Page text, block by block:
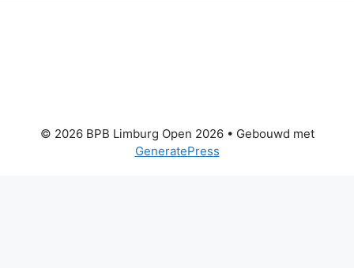
© 2026 BPB Limburg Open 2026• Gebouwd met
GeneratePress